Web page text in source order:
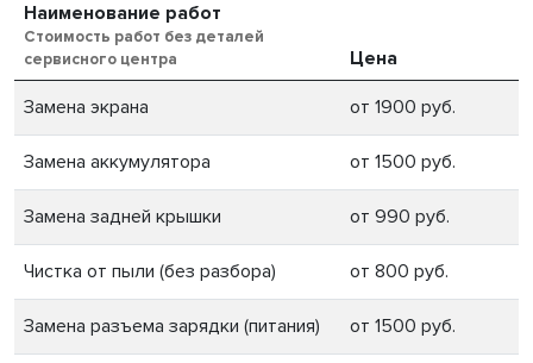
Наименование работ
Стоимость работ без деталей
сервисного центра
Цена
Замена экрана от 1900 руб.
Замена аккумулятора от 1500 руб.
Замена задней крышки от 990 руб.
Чистка от пыли (без разбора) от 800 руб.
Замена разъема зарядки (питания) от 1500 руб.